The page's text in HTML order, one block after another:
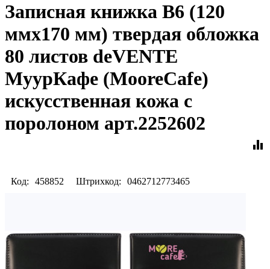
Записная книжка B6 (120
ммx170 мм) твердая обложка
80 листов deVENTE
МуурКафе (MooreCafe)
искусственная кожа с
поролоном арт.2252602
equalizer
Код: 458852 Штрихкод: 0462712773465